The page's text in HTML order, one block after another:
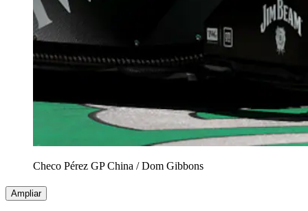
Checo Pérez GP China /Dom Gibbons
Ampliar